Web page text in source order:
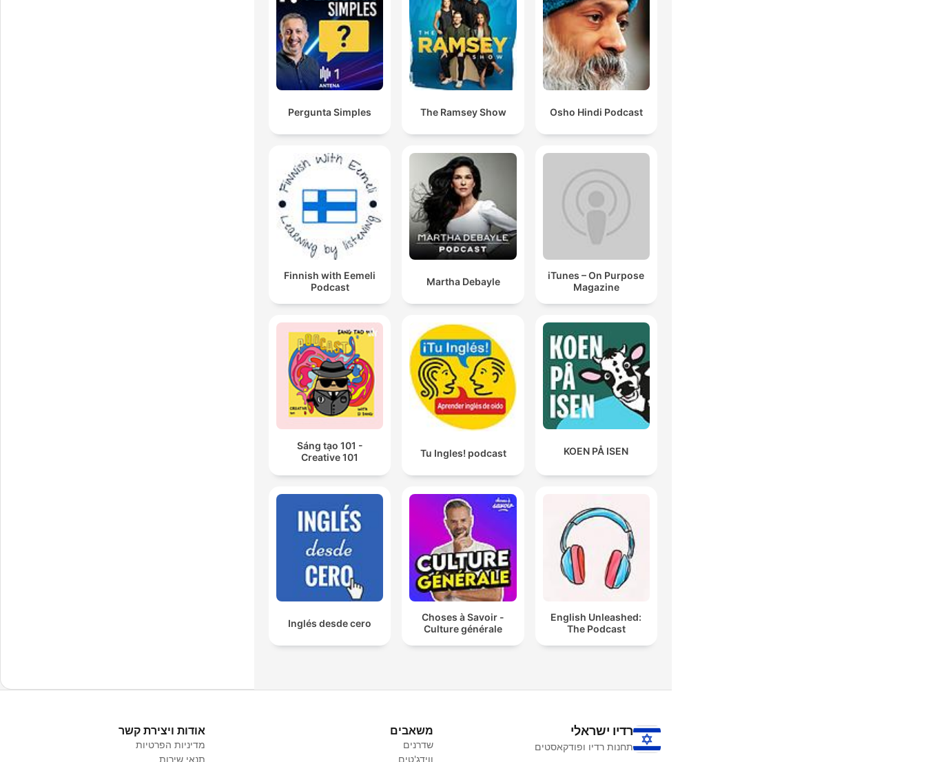
Osho Hindi Podcast
The Ramsey Show
Pergunta Simples
iTunes – On Purpose
Magazine
Martha Debayle
Finnish with Eemeli
Podcast
KOEN PÅ ISEN
Tu Ingles! podcast
Sáng tạo 101 -
Creative 101
English Unleashed:
The Podcast
Choses à Savoir -
Culture générale
Inglés desde cero
רדיו ישראלי
תחנות רדיו ופודקאסטים
משאבים
שדרנים
ווידג'טים
אודות ויצירת קשר
מדיניות הפרטיות
תנאי שירות